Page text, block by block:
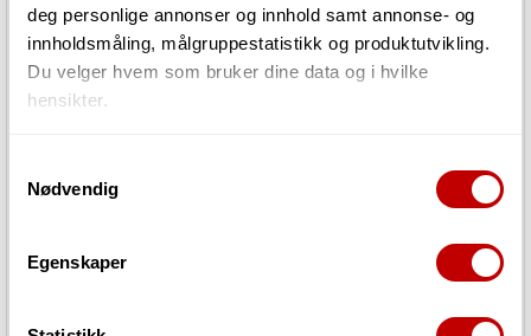
deg personlige annonser og innhold samt annonse- og
innholdsmåling, målgruppestatistikk og produktutvikling.
Du velger hvem som bruker dine data og i hvilke
hensikter.
Innhente informasjon om den geografiske
Identifisere enheten din ved å aktivt skanne den
Nødvendig
Egenskaper
hos vår leverandør
Sort, 300g/m2, maljer i bredden (4m)